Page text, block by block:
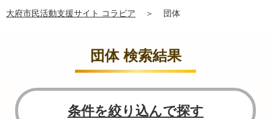
大府市民活動支援サイト コラビア ＞ 団体
団体 検索結果
条件を絞り込んで探す